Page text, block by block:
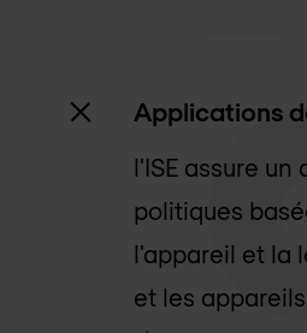
Applications
l'ISE assure
politiques
l'appareil et la
et les